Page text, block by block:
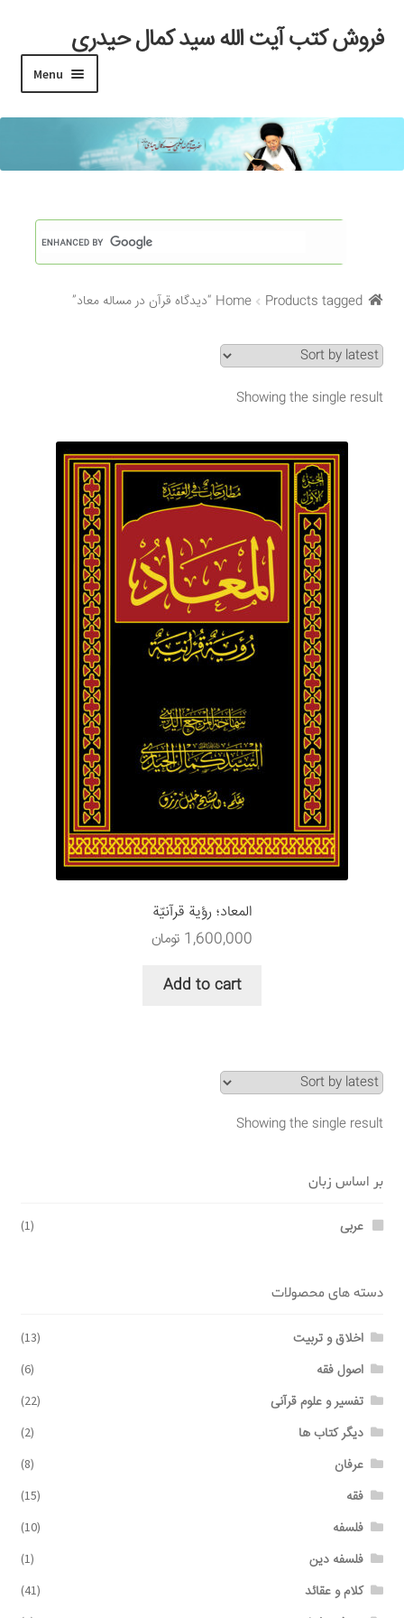
Skip
to
Skip
to
فروش کتب آیت الله سید کمال حیدری
Menu
خانه
#97 (بدون عنوان)
Checkout
My account
Search Results
Shop
برگه نمونه
برگه نمونه
ثبت شکایات
حساب کاربری من
سبد خرید
قوانین و مقررات
Home Products tagged “دیدگاه قرآن در مساله معاد”
Showing the single result
المعاد؛ رؤية قرآنيّة
1,600,000 تومان
Add to cart
Showing the single result
بر اساس زبان
عربی (1)
دسته های محصولات
اخلاق و تربیت (13)
اصول فقه (6)
تفسیر و علوم قرآنی (22)
دیگر کتاب ها (2)
عرفان (8)
فقه (15)
فلسفه (10)
فلسفه دین (1)
کلام و عقائد (41)